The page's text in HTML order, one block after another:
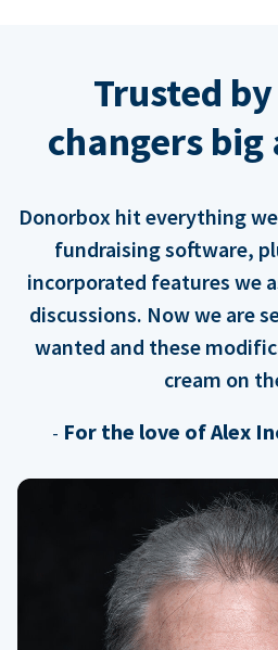
Trusted
changers
Donorbox hit everything
fundraising software,
incorporated features we
discussions. Now we are
wanted and these
cream on
- For the love of Alex